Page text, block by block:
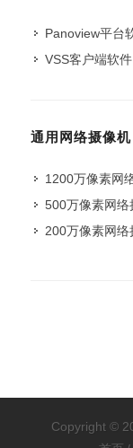
Panoview平台
VSS客户端软件
通用网络摄像机
1200万像素网
500万像素网络
200万像素网络
Copyright ©